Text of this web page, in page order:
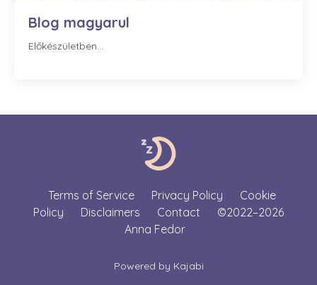
Blog magyarul
Előkészületben...
Terms of Service Privacy Policy
Cookie
Policy
Disclaimers Contact
©2022–2026
Anna Fedor
Powered by Kajabi